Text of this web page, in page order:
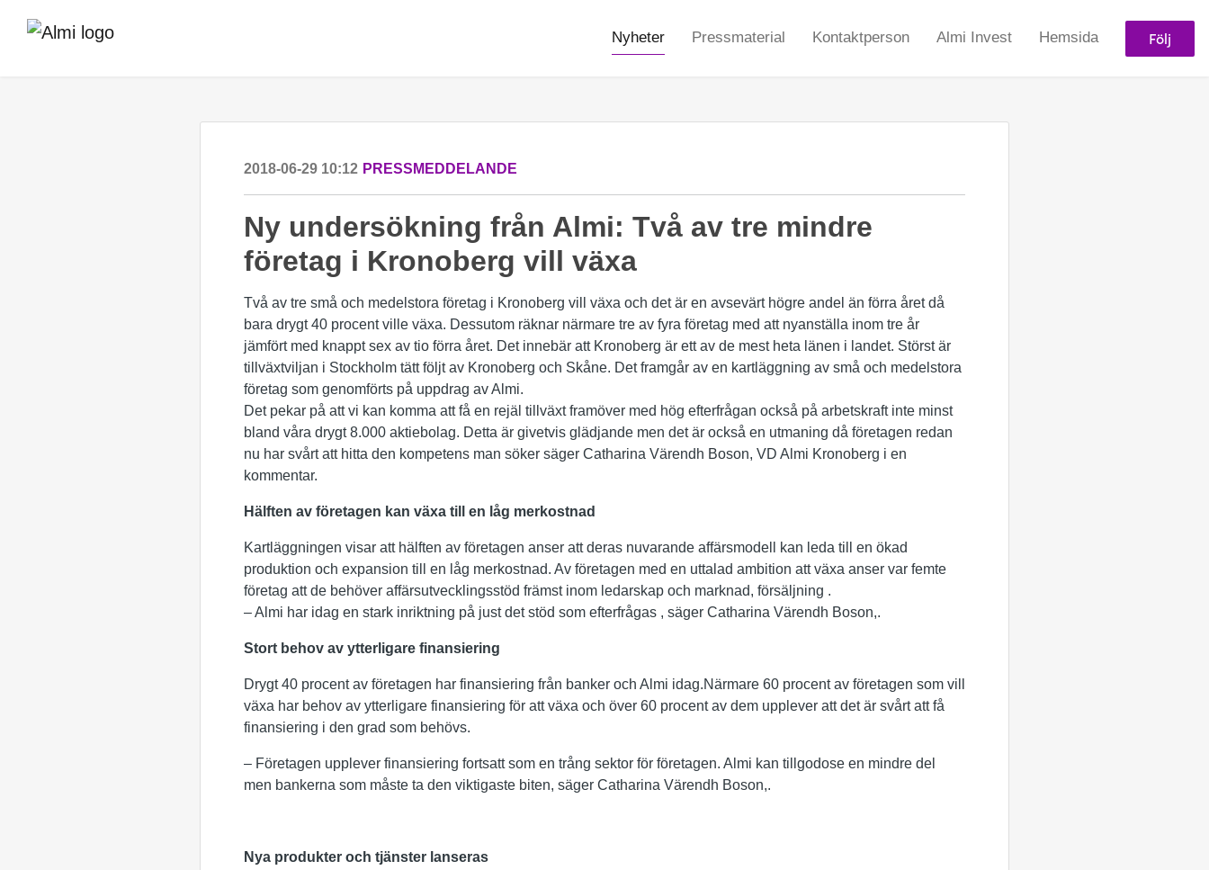
Nyheter Pressmaterial Kontaktperson Almi Invest Hemsida Följ
2018-06-29 10:12 PRESSMEDDELANDE
Ny undersökning från Almi: Två av tre mindre
företag i Kronoberg vill växa
Två av tre små och medelstora företag i Kronoberg vill växa och det är en avsevärt högre andel än förra året då
bara drygt 40 procent ville växa. Dessutom räknar närmare tre av fyra företag med att nyanställa inom tre år
jämfört med knappt sex av tio förra året. Det innebär att Kronoberg är ett av de mest heta länen i landet. Störst är
tillväxtviljan i Stockholm tätt följt av Kronoberg och Skåne. Det framgår av en kartläggning av små och medelstora
företag som genomförts på uppdrag av Almi.
Det pekar på att vi kan komma att få en rejäl tillväxt framöver med hög efterfrågan också på arbetskraft inte minst
bland våra drygt 8.000 aktiebolag. Detta är givetvis glädjande men det är också en utmaning då företagen redan
nu har svårt att hitta den kompetens man söker säger Catharina Värendh Boson, VD Almi Kronoberg i en
kommentar.
Hälften av företagen kan växa till en låg merkostnad
Kartläggningen visar att hälften av företagen anser att deras nuvarande affärsmodell kan leda till en ökad
produktion och expansion till en låg merkostnad. Av företagen med en uttalad ambition att växa anser var femte
företag att de behöver affärsutvecklingsstöd främst inom ledarskap och marknad, försäljning .
– Almi har idag en stark inriktning på just det stöd som efterfrågas , säger Catharina Värendh Boson,.
Stort behov av ytterligare finansiering
Drygt 40 procent av företagen har finansiering från banker och Almi idag.Närmare 60 procent av företagen som vill
växa har behov av ytterligare finansiering för att växa och över 60 procent av dem upplever att det är svårt att få
finansiering i den grad som behövs.
– Företagen upplever finansiering fortsatt som en trång sektor för företagen. Almi kan tillgodose en mindre del
men bankerna som måste ta den viktigaste biten, säger Catharina Värendh Boson,.
Nya produkter och tjänster lanseras